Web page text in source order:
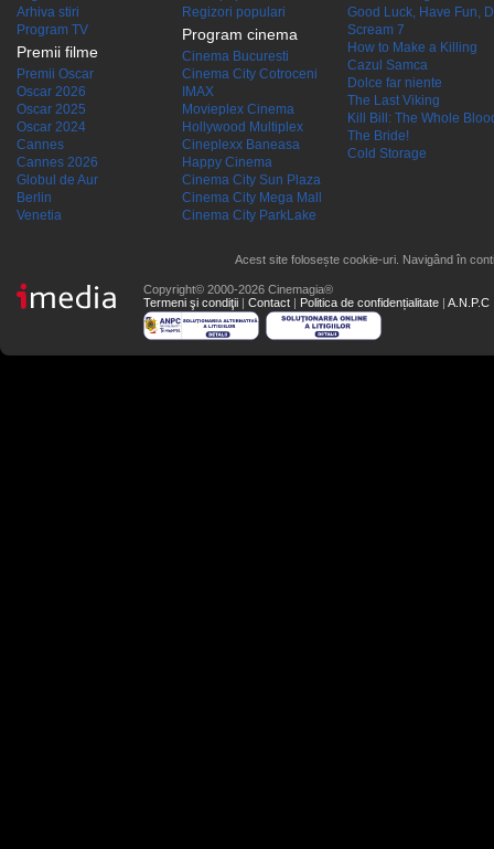
Arhiva stiri
Program TV
Premii filme
Premii Oscar
Oscar 2026
Oscar 2025
Oscar 2024
Cannes
Cannes 2026
Globul de Aur
Berlin
Venetia
Regizori populari
Program cinema
Cinema Bucuresti
Cinema City Cotroceni
IMAX
Movieplex Cinema
Hollywood Multiplex
Cineplexx Baneasa
Happy Cinema
Cinema City Sun Plaza
Cinema City Mega Mall
Cinema City ParkLake
Good Luck, Have Fun,
Scream 7
How to Make a Killing
Cazul Samca
Dolce far niente
The Last Viking
Kill Bill: The Whole
The Bride!
Cold Storage
Acest site folosește cookie-uri. Navigând în
Copyright© 2000-2026 Cinemagia®
Termeni şi condiţii | Contact | Politica de confidențialitate | A.N.P.C